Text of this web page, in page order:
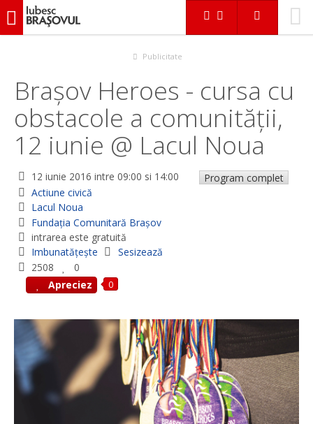
iubescbraşovul.ro
Brașov Heroes - cursa cu obstacole a comunității, 12 iunie @
Lacul Noua
Publicitate
Brașov Heroes - cursa cu
obstacole a comunității,
12 iunie @ Lacul Noua
12 iunie 2016 intre 09:00 si 14:00
Program complet
Actiune civică
Lacul Noua
Fundația Comunitară Brașov
intrarea este gratuită
Imbunatățește
Sesizează
2508
0
Apreciez
0